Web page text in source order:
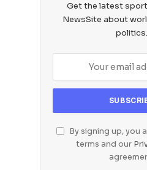
Get the latest
NewsSite about
politics.
By signing up, you
terms and our